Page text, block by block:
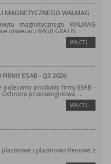
MAGNETYCZNEGO WALMAG
magnetycznego WALMAG
otwieracz 64GB GRATIS.
WIĘCEJ…
FIRMY ESAB - Q3 2026
polecamy produkty firmy ESAB -
- Ochrona przeciwogniowa, ...
WIĘCEJ…
i plazmowo-tlenowe z